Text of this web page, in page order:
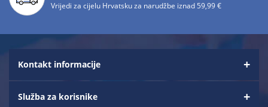
Vrijedi za cijelu Hrvatsku za narudžbe iznad 59,99 €
Kontakt informacije
Služba za korisnike